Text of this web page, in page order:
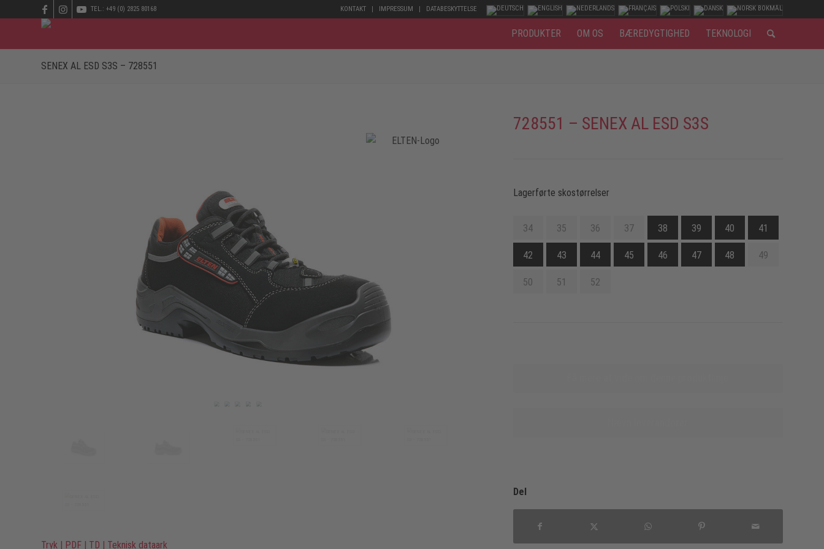
KONTAKT IMPRESSUM DATABESKYTTELSE
TEL.: +49 (0) 2825 80168
PRODUKTER OM OS BÆREDYGTIGHED TEKNOLOGI
SENEX AL ESD S3S – 728551
Tryk | PDF | TD | Teknisk dataark
728551 – SENEX AL ESD S3S
Lagerførte skostørrelser
34 35 36 37 38 39 40 41
42 43 44 45 46 47 48 49
50 51 52
Del